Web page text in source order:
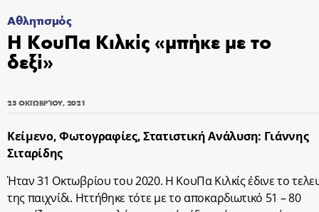
Αθλητισμός
Η ΚουΠα Κιλκίς «μπήκε με το
δεξί»
25 ΟΚΤΩΒΡΊΟΥ, 2021
Κείμενο, Φωτογραφίες, Στατιστική Ανάλυση: Γιάννης
Σιταρίδης
Ήταν 31 Οκτωβρίου του 2020. Η ΚουΠα Κιλκίς έδινε το
της παιχνίδι. Ηττήθηκε τότε με το αποκαρδιωτικό 51 – 80